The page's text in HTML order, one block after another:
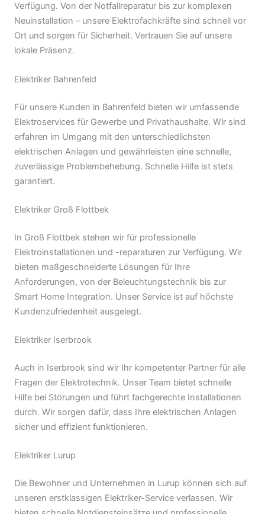
Verfügung. Von der Notfallreparatur bis zur komplexen
Neuinstallation – unsere Elektrofachkräfte sind schnell vor
Ort und sorgen für Sicherheit. Vertrauen Sie auf unsere
lokale Präsenz.
Elektriker Bahrenfeld
Für unsere Kunden in Bahrenfeld bieten wir umfassende
Elektroservices für Gewerbe und Privathaushalte. Wir sind
erfahren im Umgang mit den unterschiedlichsten
elektrischen Anlagen und gewährleisten eine schnelle,
zuverlässige Problembehebung. Schnelle Hilfe ist stets
garantiert.
Elektriker Groß Flottbek
In Groß Flottbek stehen wir für professionelle
Elektroinstallationen und -reparaturen zur Verfügung. Wir
bieten maßgeschneiderte Lösungen für Ihre
Anforderungen, von der Beleuchtungstechnik bis zur
Smart Home Integration. Unser Service ist auf höchste
Kundenzufriedenheit ausgelegt.
Elektriker Iserbrook
Auch in Iserbrook sind wir Ihr kompetenter Partner für alle
Fragen der Elektrotechnik. Unser Team bietet schnelle
Hilfe bei Störungen und führt fachgerechte Installationen
durch. Wir sorgen dafür, dass Ihre elektrischen Anlagen
sicher und effizient funktionieren.
Elektriker Lurup
Die Bewohner und Unternehmen in Lurup können sich auf
unseren erstklassigen Elektriker-Service verlassen. Wir